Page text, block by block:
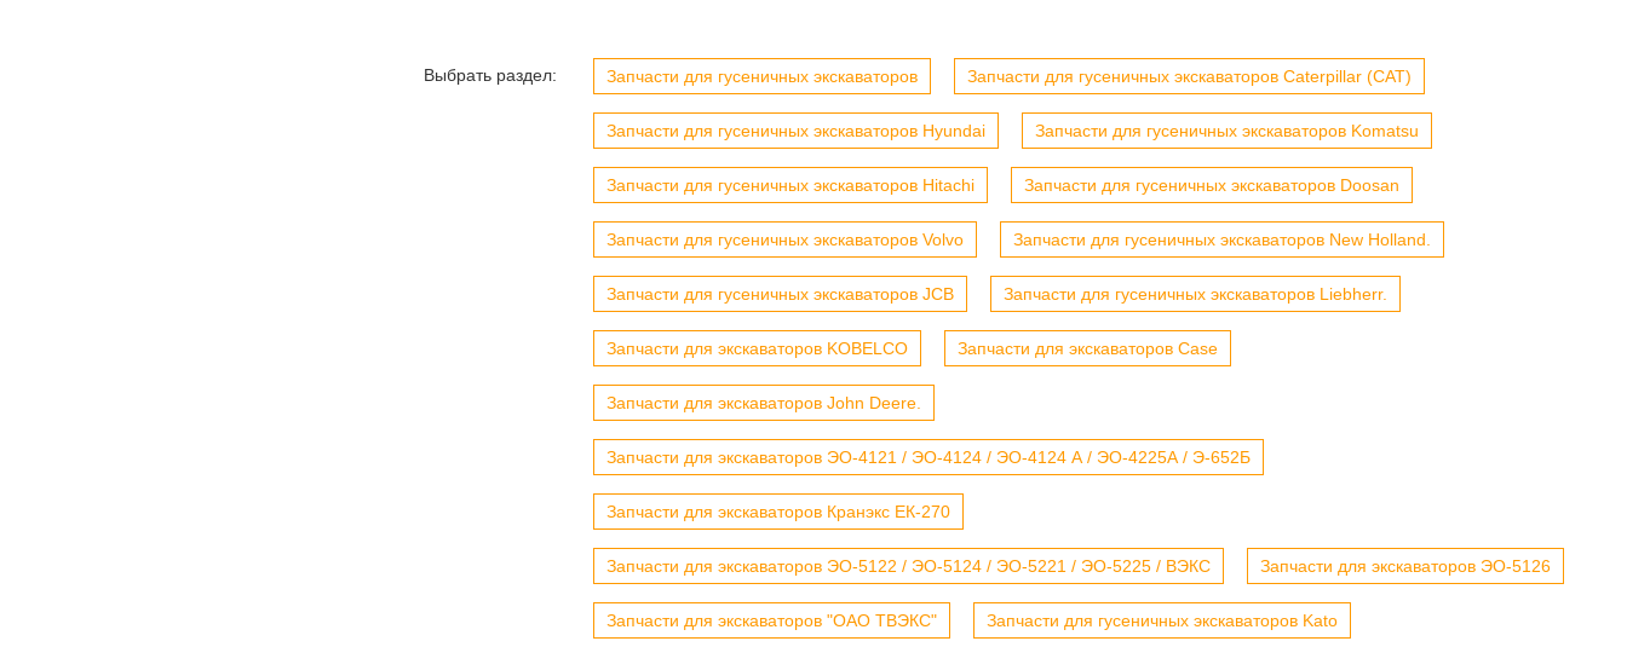
Выбрать раздел: Запчасти для гусеничных экскаваторов Запчасти для гусеничных экскаваторов Caterpillar (CAT)
Запчасти для гусеничных экскаваторов Hyundai Запчасти для гусеничных экскаваторов Komatsu
Запчасти для гусеничных экскаваторов Hitachi Запчасти для гусеничных экскаваторов Doosan
Запчасти для гусеничных экскаваторов Volvo Запчасти для гусеничных экскаваторов New Holland.
Запчасти для гусеничных экскаваторов JCB Запчасти для гусеничных экскаваторов Liebherr.
Запчасти для экскаваторов KOBELCO Запчасти для экскаваторов Case
Запчасти для экскаваторов John Deere.
Запчасти для экскаваторов ЭО-4121 / ЭО-4124 / ЭО-4124 А / ЭО-4225А / Э-652Б
Запчасти для экскаваторов Кранэкс ЕК-270
Запчасти для экскаваторов ЭО-5122 / ЭО-5124 / ЭО-5221 / ЭО-5225 / ВЭКС Запчасти для экскаваторов ЭО-5126
Запчасти для экскаваторов "ОАО ТВЭКС" Запчасти для гусеничных экскаваторов Kato